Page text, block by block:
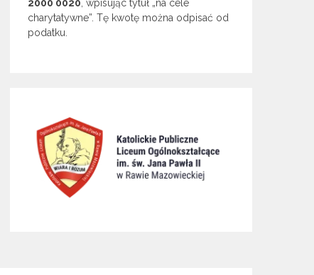
2000 0020 , wpisując tytuł „na cele
charytatywne”. Tę kwotę można odpisać od
podatku.